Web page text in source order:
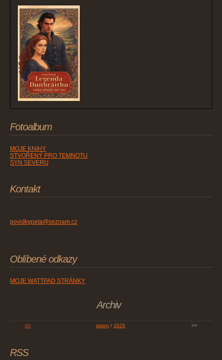
Fotoalbum
MOJE KNIHY
STVOŘENÝ PRO TEMNOTU
SYN SEVERU
Kontakt
povidkypeta@seznam.cz
Oblíbené odkazy
MOJE WATTPAD STRÁNKY
Archiv
<< srpen / 2026 >>
RSS